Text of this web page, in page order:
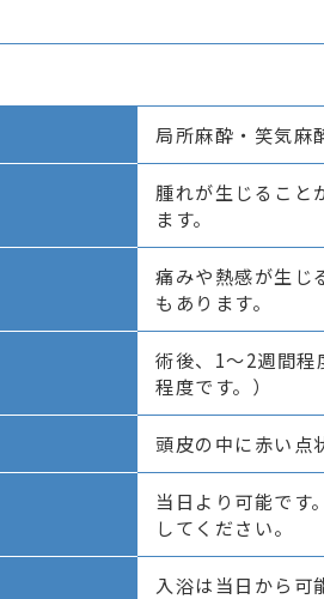
局所麻酔・笑気麻
腫れが生じること
ます。
痛みや熱感が生じ
もあります。
術後、1～2週間程
程度です。）
頭皮の中に赤い点
当日より可能です
してください。
入浴は当日から可